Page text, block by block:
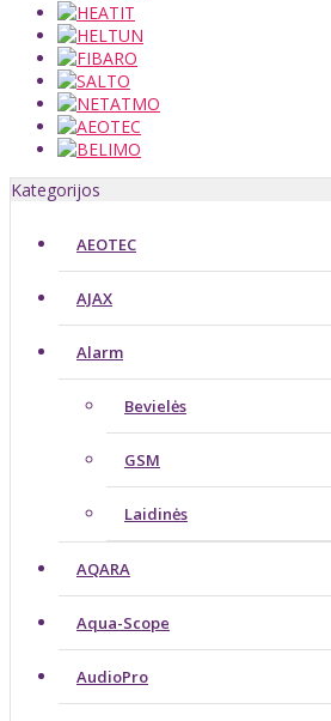
Kategorijos
AEOTEC
AJAX
Alarm
Bevielės
GSM
Laidinės
AQARA
Aqua-Scope
AudioPro